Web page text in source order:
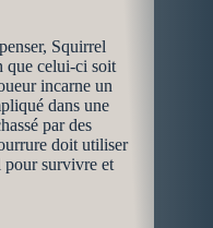
Squirrel
que celui-ci soit
incarne un
dans une
par des
doit utiliser
pour survivre et